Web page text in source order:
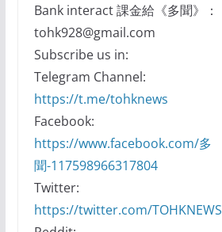
Bank interact 課金給《多聞》：
tohk928@gmail.com
Subscribe us in:
Telegram Channel:
https://t.me/tohknews
Facebook:
https://www.facebook.com/多
聞-117598966317804
Twitter:
https://twitter.com/TOHKNEWS